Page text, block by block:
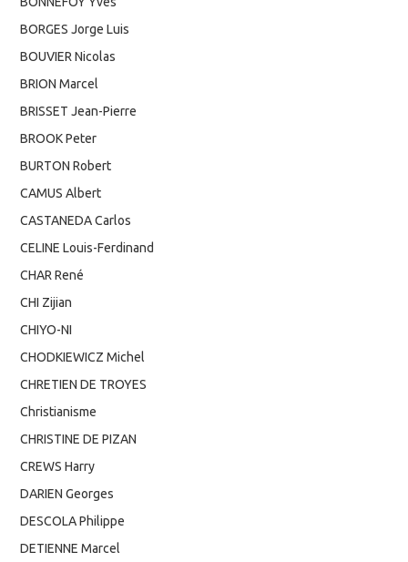
BORGES Jorge Luis
BOUVIER Nicolas
BRION Marcel
BRISSET Jean-Pierre
BROOK Peter
BURTON Robert
CAMUS Albert
CASTANEDA Carlos
CELINE Louis-Ferdinand
CHAR René
CHI Zijian
CHIYO-NI
CHODKIEWICZ Michel
CHRETIEN DE TROYES
Christianisme
CHRISTINE DE PIZAN
CREWS Harry
DARIEN Georges
DESCOLA Philippe
DETIENNE Marcel